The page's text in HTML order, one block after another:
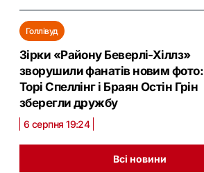
Голлівуд
Зірки «Району Беверлі-Хіллз»
зворушили фанатів новим фото:
Торі Спеллінг і Браян Остін Грін
зберегли дружбу
6 серпня 19:24
Всі новини